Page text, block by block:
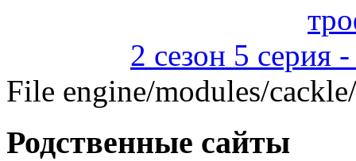
2 сезон 5 серия
File engine/modules/
Родственные сайты